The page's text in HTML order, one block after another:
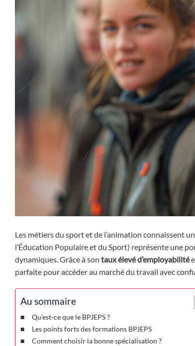
Les métiers du sport et de l’animation connaissent
l’Éducation Populaire et du Sport) représente une
dynamiques. Grâce à son taux élevé d’employabilité
parfaite pour accéder au marché du travail avec
Au sommaire
Qu’est-ce que le BPJEPS ?
Les points forts des formations BPJEPS
Comment choisir la bonne spécialisation ?